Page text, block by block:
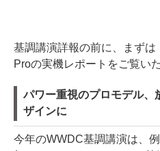
基調講演詳報の前に、まず
Proの実機レポートをご覧い
パワー重視のプロモデル、
ザインに
今年のWWDC基調講演は、